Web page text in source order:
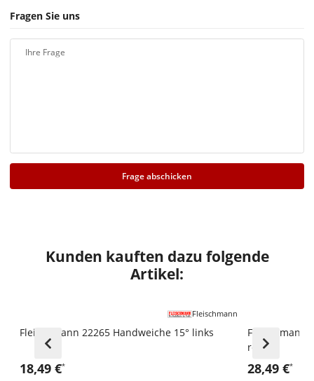
Fragen Sie uns
Ihre Frage
Frage abschicken
Kunden kauften dazu folgende
Artikel:
Fleischmann 22265 Handweiche 15° links
18,49 €*
Fleischmann
Fleischmann
rechts
28,49 €*